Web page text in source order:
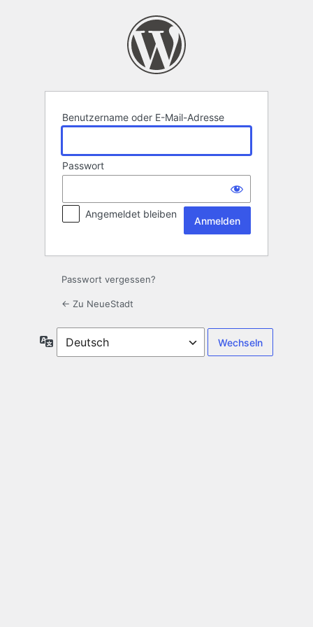
Benutzername oder E-Mail-Adresse
Passwort
Angemeldet bleiben
Passwort vergessen?
← Zu NeueStadt
Sprache